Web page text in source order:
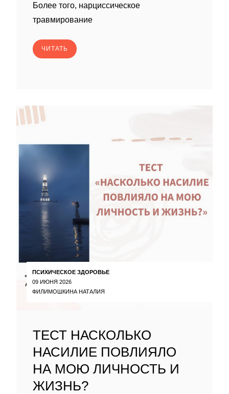
Более того, нарциссическое
травмирование
ЧИТАТЬ
ПСИХИЧЕСКОЕ ЗДОРОВЬЕ
09 ИЮНЯ 2026
ФИЛИМОШКИНА НАТАЛИЯ
ТЕСТ НАСКОЛЬКО
НАСИЛИЕ ПОВЛИЯЛО
НА МОЮ ЛИЧНОСТЬ И
ЖИЗНЬ?